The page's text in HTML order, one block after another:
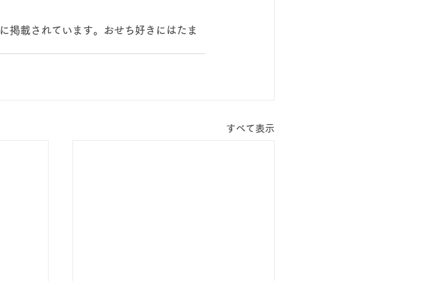
に掲載されています。おせち好きにはたま
すべて表示